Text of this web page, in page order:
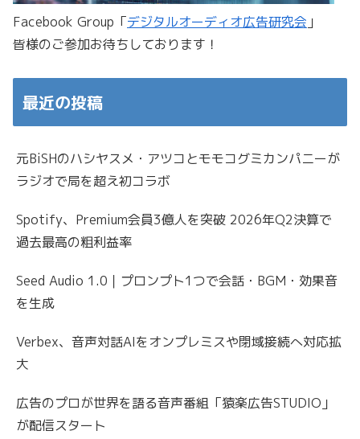
Facebook Group「デジタルオーディオ広告研究会 」
皆様のご参加お待ちしております！
最近の投稿
元BiSHのハシヤスメ・アツコとモモコグミカンパニーが
ラジオで局を超え初コラボ
Spotify、Premium会員3億人を突破 2026年Q2決算で
過去最高の粗利益率
Seed Audio 1.0｜プロンプト1つで会話・BGM・効果音
を生成
Verbex、音声対話AIをオンプレミスや閉域接続へ対応拡
大
広告のプロが世界を語る音声番組「猿楽広告STUDIO」
が配信スタート